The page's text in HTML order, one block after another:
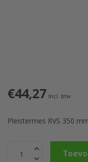
€44,27 Incl. btw
Pleistermes RVS 350